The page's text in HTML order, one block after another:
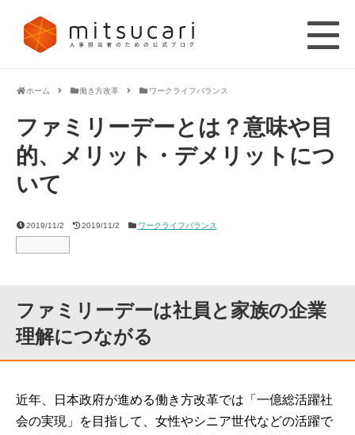
ホーム 働き方改革 ワークライフバランス
ファミリーデーとは？意味や目
的、メリット・デメリットにつ
いて
2019/11/2 2019/11/2 ワークライフバランス
ファミリーデーは社員と家族の企業
理解につながる
近年、日本政府が進める働き方改革では「一億総活躍社
会の実現」を目指して、女性やシニア世代などの活躍で